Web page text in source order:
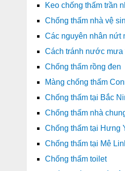
Keo chống thấm trần
Chống thấm nhà vệ
Các nguyên nhân nứt
Cách tránh nước mưa
Chống thấm rồng đen
Màng chống thấm
Chống thấm tại Bắc
Chống thấm nhà
Chống thấm tại Hưng
Chống thấm tại Mê
Chống thấm toilet